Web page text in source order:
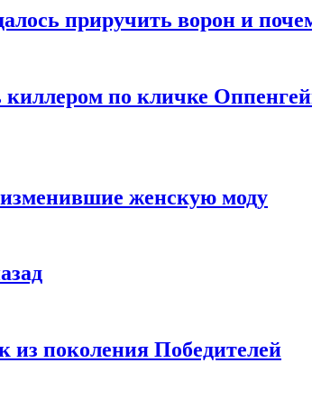
приручить ворон и
по кличке
женскую моду
из поколения Победителей